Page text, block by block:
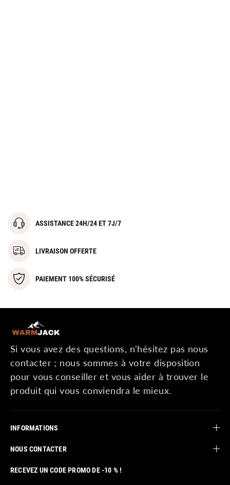
ASSISTANCE 24H/24 ET 7J/7
LIVRAISON OFFERTE
PAIEMENT 100% SÉCURISÉ
Si vous avez des questions, n'hésitez pas nous
contacter ; nous sommes à votre disposition
pour vous conseiller et vous aider à trouver le
produit qui vous conviendra le mieux.
INFORMATIONS
NOUS CONTACTER
RECEVEZ UN CODE PROMO DE -10 % !